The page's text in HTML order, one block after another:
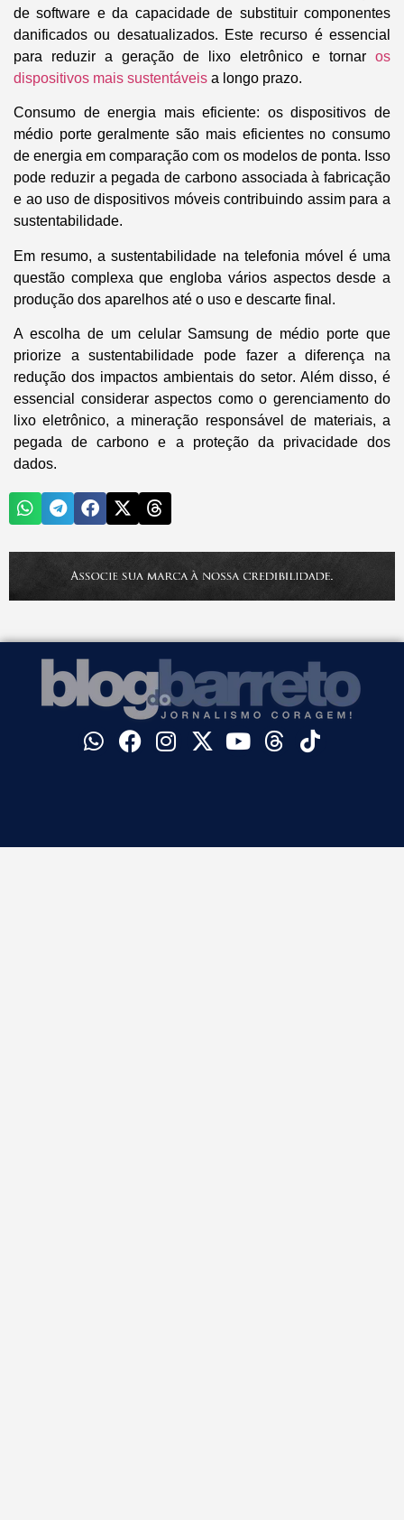
de software e da capacidade de substituir componentes
danificados ou desatualizados. Este recurso é essencial
para reduzir a geração de lixo eletrônico e tornar os
dispositivos mais sustentáveis a longo prazo.
Consumo de energia mais eficiente: os dispositivos de
médio porte geralmente são mais eficientes no consumo
de energia em comparação com os modelos de ponta. Isso
pode reduzir a pegada de carbono associada à fabricação
e ao uso de dispositivos móveis contribuindo assim para a
sustentabilidade.
Em resumo,a sustentabilidade na telefonia móvel é uma
questão complexa que engloba vários aspectos desde a
produção dos aparelhos até o uso e descarte final.
A escolha de um celular Samsung de médio porte que
priorize a sustentabilidade pode fazer a diferença na
redução dos impactos ambientais do setor. Além disso, é
essencial considerar aspectos como o gerenciamento do
lixo eletrônico, a mineração responsável de materiais, a
pegada de carbono e a proteção da privacidade dos
dados.